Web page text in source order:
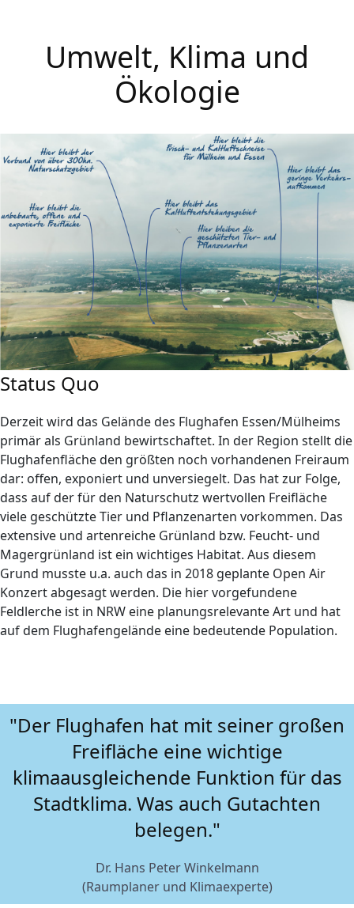
Umwelt, Klima und
Ökologie
Status Quo
Derzeit wird das Gelände des Flughafen Essen/Mülheims
primär als Grünland bewirtschaftet. In der Region stellt die
Flughafenfläche den größten noch vorhandenen Freiraum
dar: offen, exponiert und unversiegelt. Das hat zur Folge,
dass auf der für den Naturschutz wertvollen Freifläche
viele geschützte Tier und Pflanzenarten vorkommen. Das
extensive und artenreiche Grünland bzw. Feucht- und
Magergrünland ist ein wichtiges Habitat. Aus diesem
Grund musste u.a. auch das in 2018 geplante Open Air
Konzert abgesagt werden. Die hier vorgefundene
Feldlerche ist in NRW eine planungsrelevante Art und hat
auf dem Flughafengelände eine bedeutende Population.
"Der Flughafen hat mit seiner großen
Freifläche eine wichtige
klimaausgleichende Funktion für das
Stadtklima. Was auch Gutachten
belegen."
Dr. Hans Peter Winkelmann
(Raumplaner und Klimaexperte)